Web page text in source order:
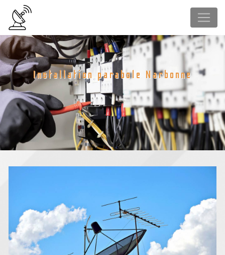
Installation parabole Narbonne
Panneau de gestion des cookies